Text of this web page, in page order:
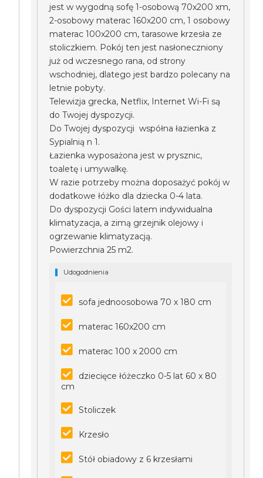
jest w wygodną sofę 1-osobową 70x200 xm,
2-osobowy materac 160x200 cm, 1 osobowy
materac 100x200 cm, tarasowe krzesła ze
stoliczkiem. Pokój ten jest nasłoneczniony
już od wczesnego rana, od strony
wschodniej, dlatego jest bardzo polecany na
letnie pobyty.
Telewizja grecka, Netflix, Internet Wi-Fi są
do Twojej dyspozycji.
Do Twojej dyspozycji współna łazienka z
Sypialnią n 1.
Łazienka wyposażona jest w prysznic,
toaletę i umywalkę.
W razie potrzeby można doposażyć pokój w
dodatkowe łóżko dla dziecka 0-4 lata.
Do dyspozycji Gości latem indywidualna
klimatyzacja, a zimą grzejnik olejowy i
ogrzewanie klimatyzacją.
Powierzchnia 25 m2.
Udogodnienia
sofa jednoosobowa 70 x 180 cm
materac 160x200 cm
materac 100 x 2000 cm
dziecięce łóżeczko 0-5 lat 60 x 80
cm
Stoliczek
Krzesło
Stół obiadowy z 6 krzesłami